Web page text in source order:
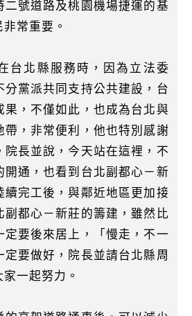
二號道路及桃園機場捷運的基
常重要。
台北縣服務時，因為立法委
分黨派共同支持公共建設，台
果，不僅如此，也成為台北與
帶，非常便利，他也特別感謝
院長並說，今天站在這裡，不
開通，也看到台北副都心－新
續完工後，與鄰近地區更加接
副都心－新莊的籌建，雖然比
定要後來居上，「慢走，不一
定要做好，院長並請台北縣周
一起努力。